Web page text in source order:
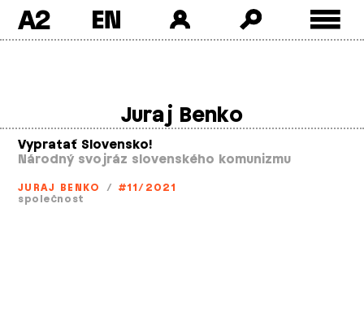
A2
Juraj Benko
Vypratať Slovensko!
Národný svojráz slovenského komunizmu
JURAJ BENKO / #11/2021
společnost